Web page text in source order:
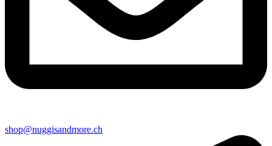
shop@nuggisandmore.ch